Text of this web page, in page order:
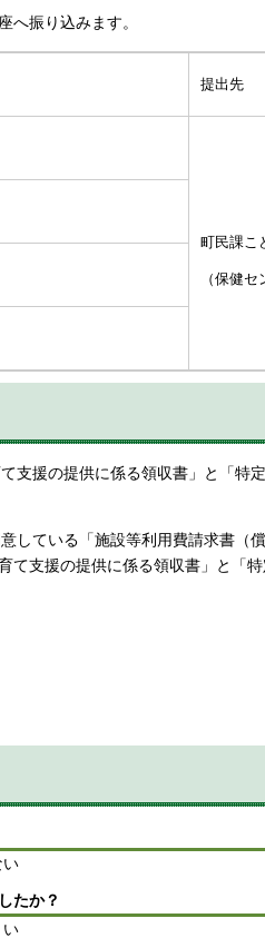
へ振り込みます。
提出先
町民課こ
（保健セ
支援の提供に係る領収書」と「特
している「施設等利用費請求書（
て支援の提供に係る領収書」と「
い
たか？
い